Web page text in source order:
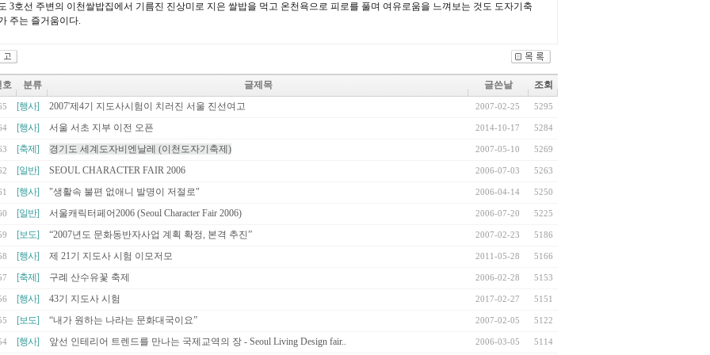
3호선 주변의 이천쌀밥집에서 기름진 진상미로 지은 쌀밥을 먹고 온천욕으로 피로를 풀며 여유로움을 느껴보는 것도 도자기축
주는 즐거움이다.
호 분류 글제목 글쓴날 조회
[행사] 2007'제4기 지도사시험이 치러진 서울 진선여고 2007-02-25 5295
[행사] 서울 서초 지부 이전 오픈 2014-10-17 5284
[축제] 경기도 세계도자비엔날레 (이천도자기축제) 2007-05-10 5269
[일반] SEOUL CHARACTER FAIR 2006 2006-07-03 5263
[행사] "생활속 불편 없애니 발명이 저절로" 2006-04-14 5250
[일반] 서울캐릭터페어2006 (Seoul Character Fair 2006) 2006-07-20 5225
[보도] “2007년도 문화동반자사업 계획 확정, 본격 추진” 2007-02-23 5186
[행사] 제 21기 지도사 시험 이모저모 2011-05-28 5166
[축제] 구례 산수유꽃 축제 2006-02-28 5153
[행사] 43기 지도사 시험 2017-02-27 5151
[보도] “내가 원하는 나라는 문화대국이요” 2007-02-05 5122
[행사] 앞선 인테리어 트렌드를 만나는 국제교역의 장 - Seoul Living Design fair.. 2006-03-05 5114